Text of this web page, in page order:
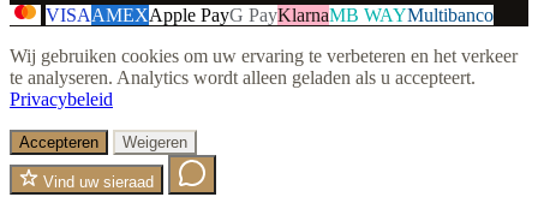
VISAAMEXApple PayG PayKlarnaMB WAYMultibanco
Wij gebruiken cookies om uw ervaring te verbeteren en het verkeer
te analyseren. Analytics wordt alleen geladen als u accepteert.
Privacybeleid
Accepteren Weigeren
Vind uw sieraad